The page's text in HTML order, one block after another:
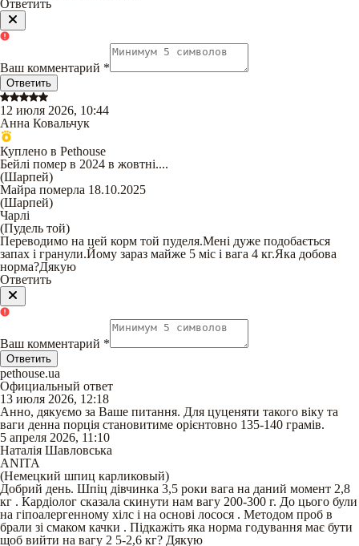
Ответить
Ваш комментарий *
Ответить
12 июля 2026, 10:44
Анна Ковальчук
Куплено в Pethouse
Бейлі помер в 2024 в жовтні....
(Шарпей)
Майра померла 18.10.2025
(Шарпей)
Чарлі
(Пудель той)
Переводимо на цей корм той пуделя.Мені дуже подобається
запах і гранули.Йому зараз майже 5 міс і вага 4 кг.Яка добова
норма?Дякую
Ответить
Ваш комментарий *
Ответить
pethouse.ua
Официальный ответ
13 июля 2026, 12:18
Анно, дякуємо за Ваше питання. Для цуценяти такого віку та
ваги денна порція становитиме орієнтовно 135-140 грамів.
5 апреля 2026, 11:10
Наталія Шавловська
ANITA
(Немецкий шпиц карликовый)
Добрий день. Шпіц дівчинка 3,5 роки вага на даний момент 2,8
кг . Кардіолог сказала скинути нам вагу 200-300 г. До цього були
на гіпоалергенному хілс і на основі лосося . Методом проб в
брали зі смаком качки . Підкажіть яка норма годування має бути
щоб вийти на вагу 2 5-2,6 кг? Дякую